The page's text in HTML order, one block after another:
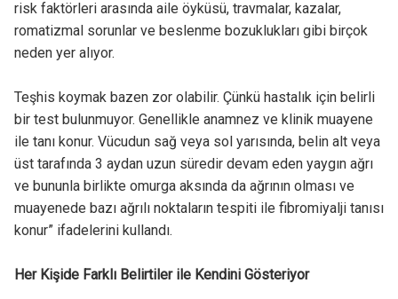
risk faktörleri arasında aile öyküsü, travmalar, kazalar,
romatizmal sorunlar ve beslenme bozuklukları gibi birçok
neden yer alıyor.
Teşhis koymak bazen zor olabilir. Çünkü hastalık için belirli
bir test bulunmuyor. Genellikle anamnez ve klinik muayene
ile tanı konur. Vücudun sağ veya sol yarısında, belin alt veya
üst tarafında 3 aydan uzun süredir devam eden yaygın ağrı
ve bununla birlikte omurga aksında da ağrının olması ve
muayenede bazı ağrılı noktaların tespiti ile fibromiyalji tanısı
konur” ifadelerini kullandı.
Her Kişide Farklı Belirtiler ile Kendini Gösteriyor